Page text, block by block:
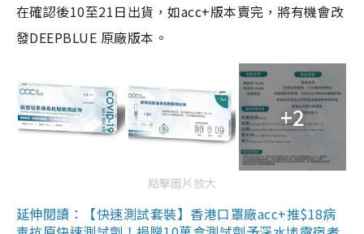
在確認後10至21日出貨，如acc+版本賣完，將有機會改
發DEEPBLUE 原廠版本。
+2
點擊圖片放大
延伸閱讀：【快速測試套裝】香港口罩廠acc+推$18病